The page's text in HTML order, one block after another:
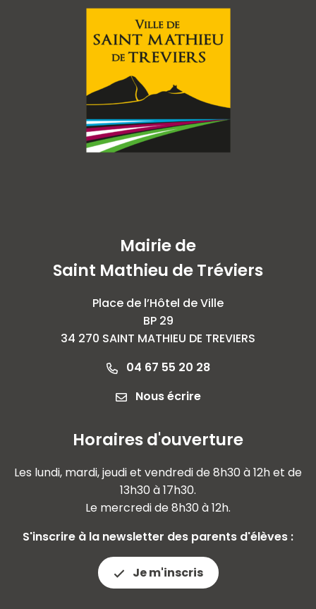
Mairie de
Saint Mathieu de Tréviers
Place de l’Hôtel de Ville
BP 29
34 270 SAINT MATHIEU DE TREVIERS
04 67 55 20 28
Nous écrire
Horaires d'ouverture
Les lundi, mardi, jeudi et vendredi de 8h30 à 12h et de
13h30 à 17h30.
Le mercredi de 8h30 à 12h.
S'inscrire à la newsletter des parents d'élèves :
Je m'inscris